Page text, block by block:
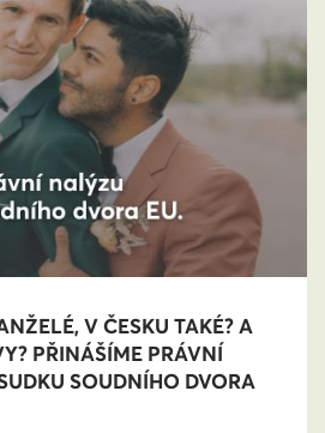
V ČESKU TAKÉ? A
PŘINÁŠÍME PRÁVNÍ
SOUDNÍHO DVORA